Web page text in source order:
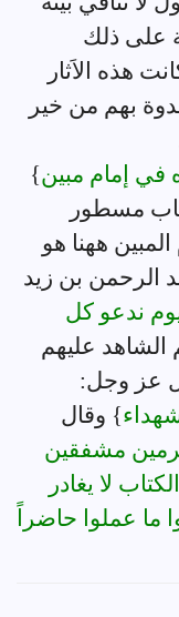
على ذلك
هذه الاَثار
بهم من خير
إمام مبين}
مسطور
ههنا هو
الرحمن بن زيد
ندعو كل
الشاهد عليهم
عز وجل:
} وقال
مشفقين
لا يغادر
ما عملوا حاضراً